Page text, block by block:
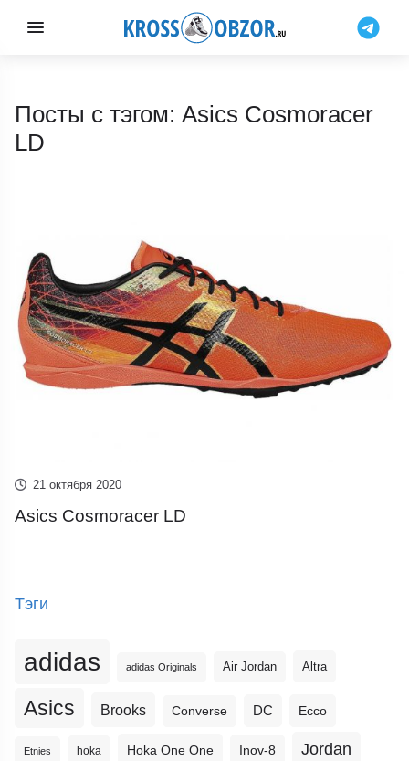
Посты с тэгом: Asics Cosmoracer
LD
21 октября 2020
Asics Cosmoracer LD
Тэги
adidas adidas Originals Air Jordan Altra
Asics Brooks Converse DC Ecco
Etnies hoka Hoka One One Inov-8 Jordan